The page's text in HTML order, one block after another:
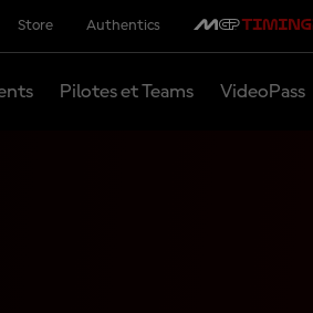
Store Authentics
Pilotes et Teams VideoPass